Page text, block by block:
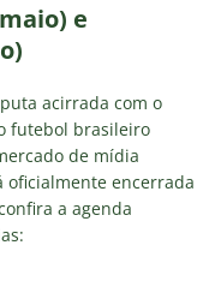
e
acirrada com o
futebol brasileiro
de mídia
oficialmente encerrada
a agenda